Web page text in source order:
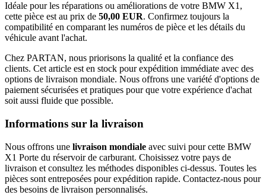
Idéale pour les réparations ou améliorations de votre BMW X1,
cette pièce est au prix de 50,00 EUR. Confirmez toujours la
compatibilité en comparant les numéros de pièce et les détails du
véhicule avant l'achat.
Chez PARTAN, nous priorisons la qualité et la confiance des
clients. Cet article est en stock pour expédition immédiate avec des
options de livraison mondiale. Nous offrons une variété d'options de
paiement sécurisées et pratiques pour que votre expérience d'achat
soit aussi fluide que possible.
Informations sur la livraison
Nous offrons une livraison mondiale avec suivi pour cette BMW
X1 Porte du réservoir de carburant. Choisissez votre pays de
livraison et consultez les méthodes disponibles ci-dessus. Toutes les
pièces sont entreposées pour expédition rapide. Contactez-nous pour
des besoins de livraison personnalisés.